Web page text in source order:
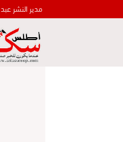
مدير النشر